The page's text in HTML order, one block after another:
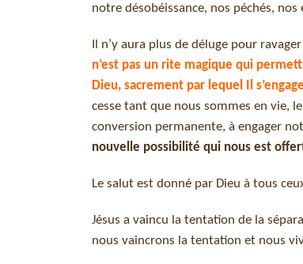
notre désobéissance, nos péchés,
Il n’y aura plus de déluge pour
n’est pas un rite magique qui
Dieu, sacrement par lequel Il
cesse tant que nous sommes en vie,
conversion permanente, à engager
nouvelle possibilité qui nous est
Le salut est donné par Dieu à tous
Jésus a vaincu la tentation de la
nous vaincrons la tentation et nous